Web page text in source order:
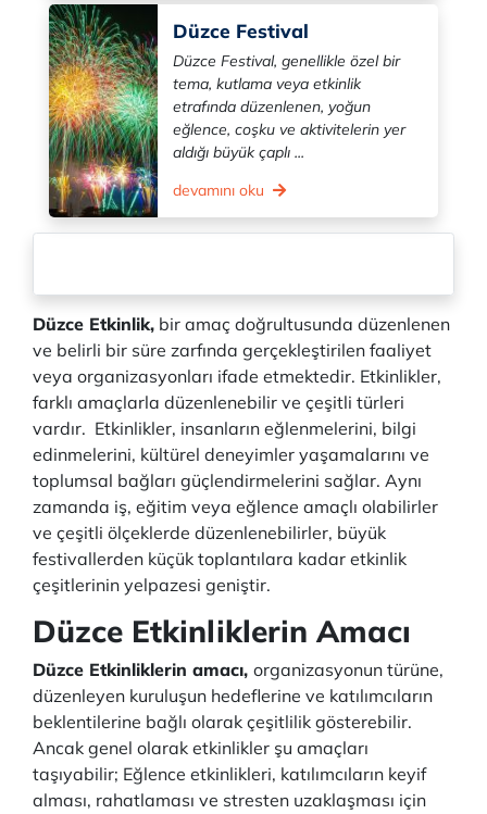
Düzce Festival
Düzce Festival, genellikle özel bir
tema, kutlama veya etkinlik
etrafında düzenlenen, yoğun
eğlence, coşku ve aktivitelerin yer
aldığı büyük çaplı ...
devamını oku
Düzce Etkinlik, bir amaç doğrultusunda düzenlenen
ve belirli bir süre zarfında gerçekleştirilen faaliyet
veya organizasyonları ifade etmektedir. Etkinlikler,
farklı amaçlarla düzenlenebilir ve çeşitli türleri
vardır. Etkinlikler, insanların eğlenmelerini, bilgi
edinmelerini, kültürel deneyimler yaşamalarını ve
toplumsal bağları güçlendirmelerini sağlar. Aynı
zamanda iş, eğitim veya eğlence amaçlı olabilirler
ve çeşitli ölçeklerde düzenlenebilirler, büyük
festivallerden küçük toplantılara kadar etkinlik
çeşitlerinin yelpazesi geniştir.
Düzce Etkinliklerin Amacı
Düzce Etkinliklerin amacı, organizasyonun türüne,
düzenleyen kuruluşun hedeflerine ve katılımcıların
beklentilerine bağlı olarak çeşitlilik gösterebilir.
Ancak genel olarak etkinlikler şu amaçları
taşıyabilir; Eğlence etkinlikleri, katılımcıların keyif
alması, rahatlaması ve stresten uzaklaşması için